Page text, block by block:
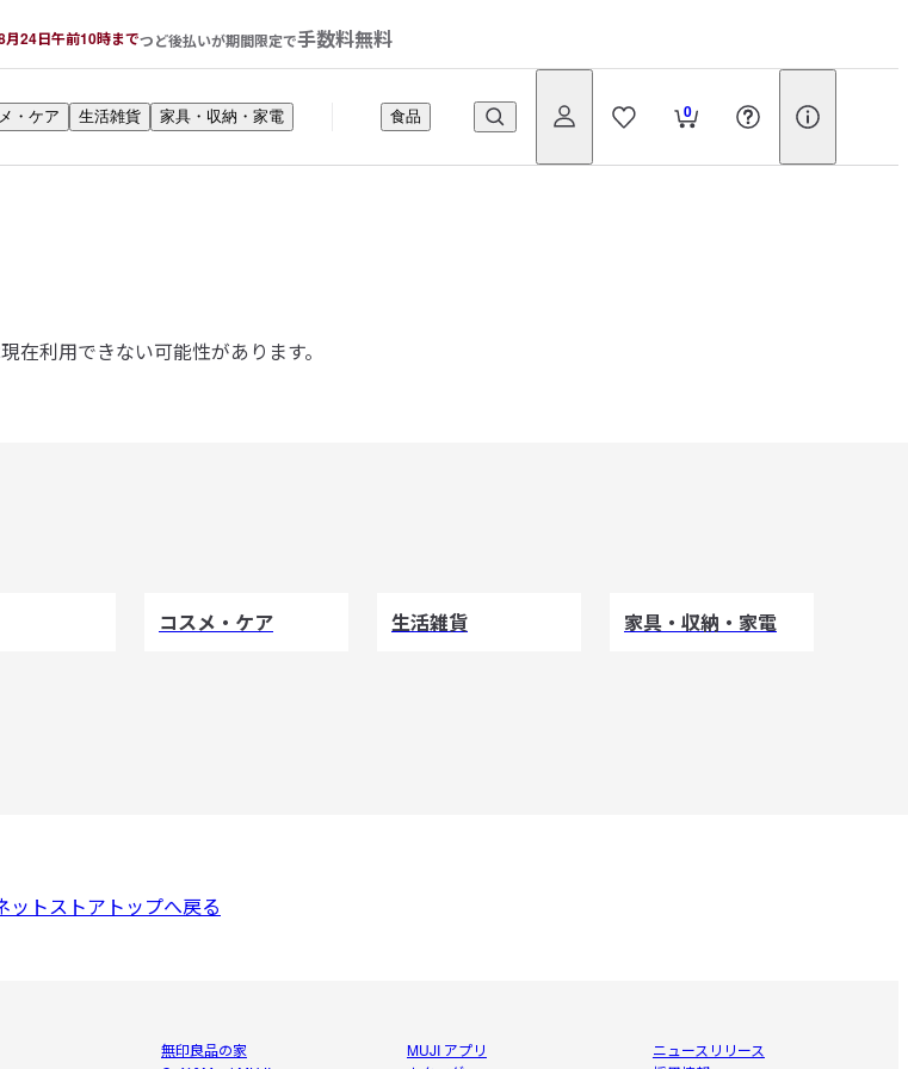
24日午前10時までつど後払いが期間限定で手数料無料
0
・ケア 生活雑貨 家具・収納・家電 食品
利用できない可能性があります。
コスメ・ケア 生活雑貨 家具・収納・家電
ットストアトップへ戻る
無印良品の家
MUJI アプリ
ニュースリリース